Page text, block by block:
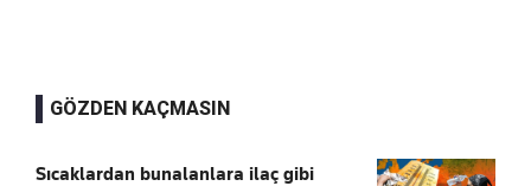
GÖZDEN KAÇMASIN
Sıcaklardan bunalanlara ilaç gibi